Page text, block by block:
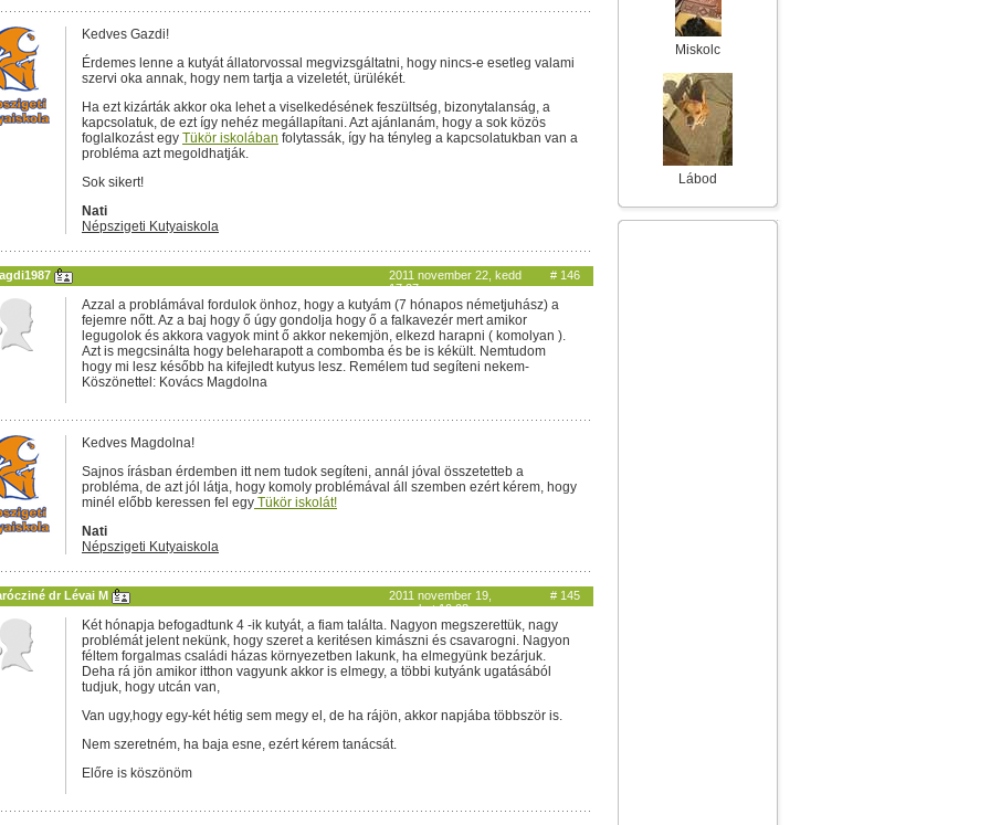
Kedves Gazdi!
Érdemes lenne a kutyát állatorvossal megvizsgáltatni, hogy nincs-e esetleg valami
szervi oka annak, hogy nem tartja a vizeletét, ürülékét.
Ha ezt kizárták akkor oka lehet a viselkedésének feszültség, bizonytalanság, a
kapcsolatuk, de ezt így nehéz megállapítani. Azt ajánlanám, hogy a sok közös
foglalkozást egy Tükör iskolában folytassák, így ha tényleg a kapcsolatukban van a
probléma azt megoldhatják.
Sok sikert!
Nati
Népszigeti Kutyaiskola
2011 november 22, kedd
17:27
# 146
Azzal a problámával fordulok önhoz, hogy a kutyám (7 hónapos németjuhász) a
fejemre nőtt. Az a baj hogy ő úgy gondolja hogy ő a falkavezér mert amikor
legugolok és akkora vagyok mint ő akkor nekemjön, elkezd harapni ( komolyan ).
Azt is megcsinálta hogy beleharapott a combomba és be is kékült. Nemtudom
hogy mi lesz később ha kifejledt kutyus lesz. Remélem tud segíteni nekem-
Köszönettel: Kovács Magdolna
Kedves Magdolna!
Sajnos írásban érdemben itt nem tudok segíteni, annál jóval összetetteb a
probléma, de azt jól látja, hogy komoly problémával áll szemben ezért kérem, hogy
minél előbb keressen fel egy Tükör iskolát!
Nati
Népszigeti Kutyaiskola
dr Lévai M
2011 november 19,
szombat 10:08
# 145
Két hónapja befogadtunk 4 -ik kutyát, a fiam találta. Nagyon megszerettük, nagy
problémát jelent nekünk, hogy szeret a keritésen kimászni és csavarogni. Nagyon
féltem forgalmas családi házas környezetben lakunk, ha elmegyünk bezárjuk.
Deha rá jön amikor itthon vagyunk akkor is elmegy, a többi kutyánk ugatásából
tudjuk, hogy utcán van,
Van ugy,hogy egy-két hétig sem megy el, de ha rájön, akkor napjába többször is.
Nem szeretném, ha baja esne, ezért kérem tanácsát.
Előre is köszönöm
Miskolc
Lábod